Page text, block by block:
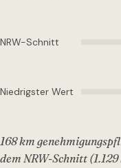
NRW-Schnitt
Niedrigster Wert
168 km
dem NRW-Schnitt